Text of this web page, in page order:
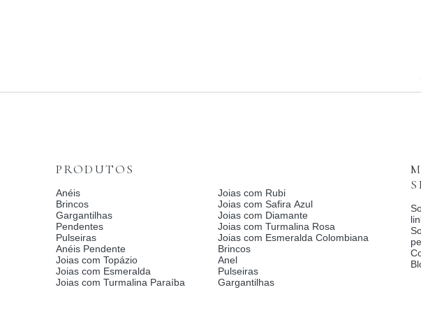
PRODUTOS
Anéis
Brincos
Gargantilhas
Pendentes
Pulseiras
Anéis Pendente
Joias com Topázio
Joias com Esmeralda
Joias com Turmalina Paraíba
Joias com Rubi
Joias com Safira Azul
Joias com Diamante
Joias com Turmalina Rosa
Joias com Esmeralda Colombiana
Brincos
Anel
Pulseiras
Gargantilhas